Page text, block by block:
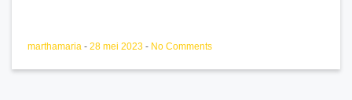
marthamaria - 28 mei 2023 - No Comments